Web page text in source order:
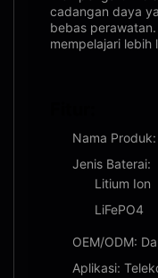
cadangan daya
bebas
mempelajari lebih
Nama
Jenis Baterai:
Litium Ion
LiFePO4
OEM/ODM:
Aplikasi: